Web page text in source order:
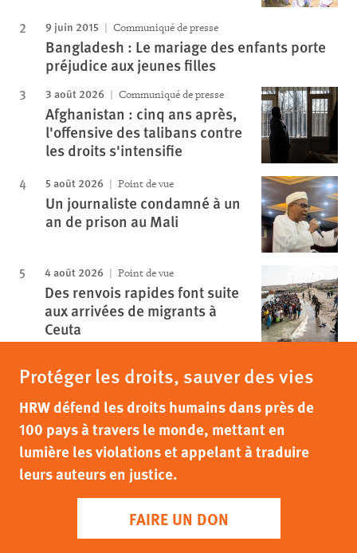
9 juin 2015 Communiqué de presse
Bangladesh : Le mariage des enfants porte
préjudice aux jeunes filles
3 août 2026 Communiqué de presse
Afghanistan : cinq ans après,
l'offensive des talibans contre
les droits s'intensifie
5 août 2026 Point de vue
Un journaliste condamné à un
an de prison au Mali
4 août 2026 Point de vue
Des renvois rapides font suite
aux arrivées de migrants à
Ceuta
Protéger les droits, sauver des vies
HRW défend les droits humains dans près de
100 pays à travers le monde, mettant en
lumière les violations et appelant à traduire
leurs auteurs en justice.
FAIRE UN DON